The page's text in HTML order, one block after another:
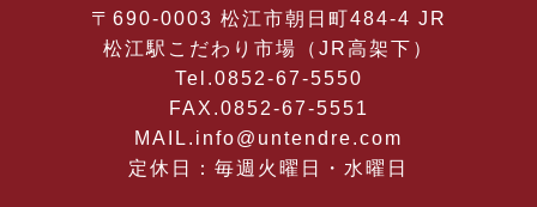
〒690-0003 松江市朝日町484-4 JR
松江駅こだわり市場（JR高架下）
Tel.0852-67-5550
FAX.0852-67-5551
MAIL.info@untendre.com
定休日：毎週火曜日・水曜日